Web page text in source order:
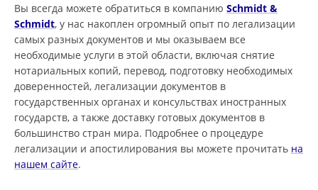
Вы всегда можете обратиться в компанию Schmidt &
Schmidt, у нас накоплен огромный опыт по легализации
самых разных документов и мы оказываем все
необходимые услуги в этой области, включая снятие
нотариальных копий, перевод, подготовку необходимых
доверенностей, легализации документов в
государственных органах и консульствах иностранных
государств, а также доставку готовых документов в
большинство стран мира. Подробнее о процедуре
легализации и апостилирования вы можете прочитать на
нашем сайте.